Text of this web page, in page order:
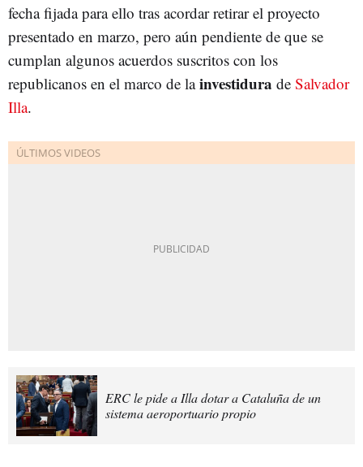
fecha fijada para ello tras acordar retirar el proyecto
presentado en marzo, pero aún pendiente de que se
cumplan algunos acuerdos suscritos con los
republicanos en el marco de lainvestidura de Salvador
Illa.
ERC le pide a Illa dotar a Cataluña de un
sistema aeroportuario propio